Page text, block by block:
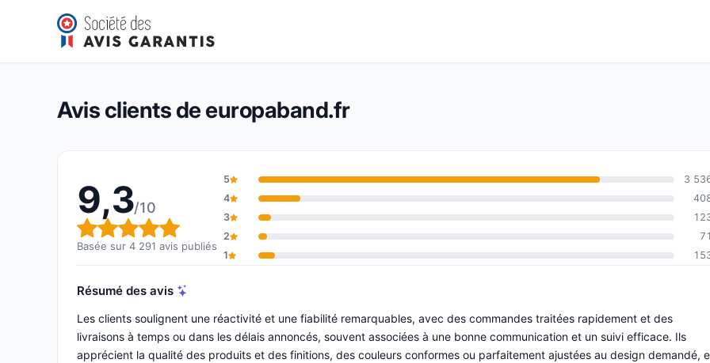
europaband.fr
Note globale : 9,3 sur 10
9,3/10(4 291 avis)
Avis clients de europaband.fr
9,3/10
Note globale : 9,3 sur 10
Basée sur 4 291 avis publiés
5
3
4
3
2
71
1
Résumé des avis
Les clients soulignent une réactivité et une fiabilité remarquables, avec des commandes traitées rapidement et des
livraisons à temps ou dans les délais annoncés, souvent associées à une bonne communication et un suivi efficace. Ils
apprécient la qualité des produits et des finitions, des couleurs conformes ou parfaitement ajustées au design demandé,